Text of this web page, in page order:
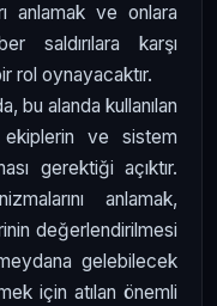
anlamak ve onlara
saldırılara karşı
rol oynayacaktır.
bu alanda kullanılan
ve sistem
gerektiği açıktır.
anlamak,
değerlendirilmesi
gelebilecek
için atılan önemli